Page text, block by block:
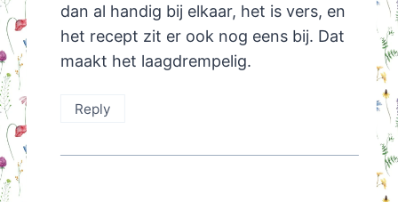
dan al handig bij elkaar, het is vers, en
het recept zit er ook nog eens bij. Dat
maakt het laagdrempelig.
Reply